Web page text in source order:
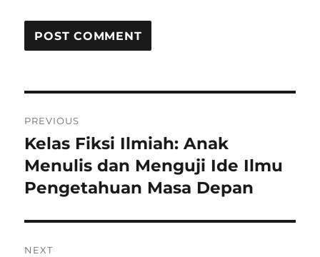
navigation
PREVIOUS
Previous
post:
Kelas Fiksi Ilmiah: Anak
Menulis dan Menguji Ide Ilmu
Pengetahuan Masa Depan
NEXT